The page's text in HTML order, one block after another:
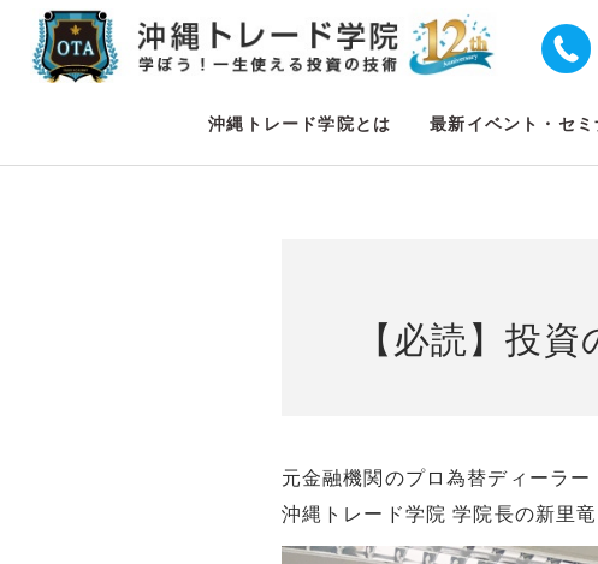
沖縄トレード学院とは 最新イベント・セミ
【必読】投
元金融機関のプロ為替ディーラー
沖縄トレード学院 学院長の新里竜